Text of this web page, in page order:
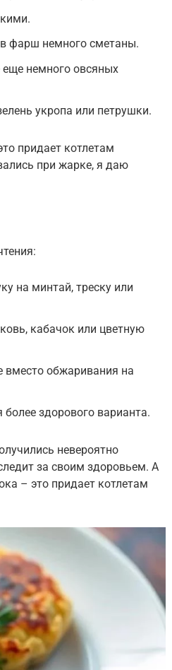
фарш немного сметаны.
немного овсяных
укропа или петрушки.
придает котлетам
при жарке, я даю
на минтай, треску или
кабачок или цветную
вместо обжаривания на
более здорового варианта.
невероятно
за своим здоровьем. А
– это придает котлетам